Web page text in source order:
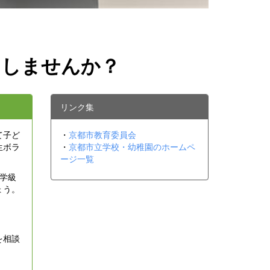
ませんか？
子ど
ラ
級
。
談
リンク集
・ 京都市教育委員会
・ 京都市立学校・幼稚園のホームペ
ージ一覧